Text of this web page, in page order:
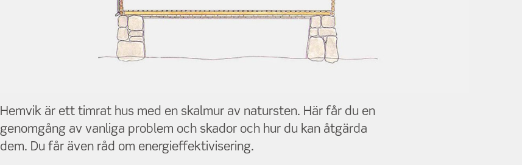
Hemvik är ett timrat hus med en skalmur av natursten. Här får du en
genomgång av vanliga problem och skador och hur du kan åtgärda
dem. Du får även råd om energieffektivisering.